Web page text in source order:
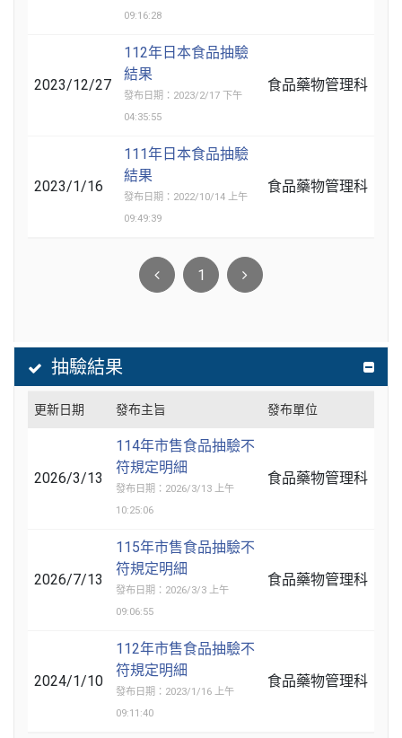
09:16:28
2023/12/27
112年日本食品抽驗
結果
發布日期：2023/2/17 下午
04:35:55
食品藥物管理科
2023/1/16
111年日本食品抽驗
結果
發布日期：2022/10/14 上午
09:49:39
食品藥物管理科
1
抽驗結果
更新日期 發布主旨 發布單位
2026/3/13
114年市售食品抽驗不
符規定明細
發布日期：2026/3/13 上午
10:25:06
食品藥物管理科
2026/7/13
115年市售食品抽驗不
符規定明細
發布日期：2026/3/3 上午
09:06:55
食品藥物管理科
2024/1/10
112年市售食品抽驗不
符規定明細
發布日期：2023/1/16 上午
09:11:40
食品藥物管理科